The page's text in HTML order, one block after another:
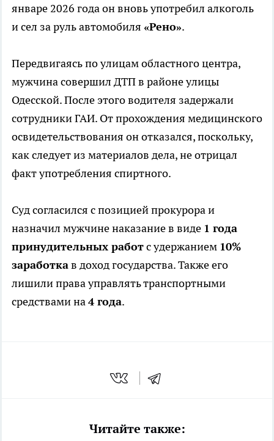
январе 2026 года он вновь употребил алкоголь
и сел за руль автомобиля «Рено».
Передвигаясь по улицам областного центра,
мужчина совершил ДТП в районе улицы
Одесской. После этого водителя задержали
сотрудники ГАИ. От прохождения медицинского
освидетельствования он отказался, поскольку,
как следует из материалов дела, не отрицал
факт употребления спиртного.
Суд согласился с позицией прокурора и
назначил мужчине наказание в виде 1 года
принудительных работс удержанием 10%
заработкав доход государства. Также его
лишили права управлять транспортными
средствами на4 года.
Читайте также: